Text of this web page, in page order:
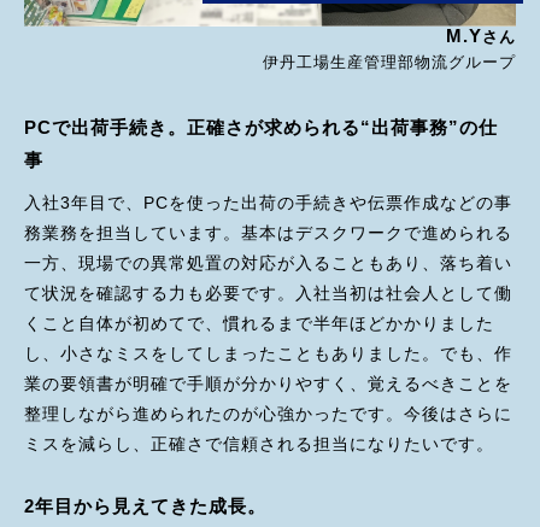
M.Yさん
伊丹工場生産管理部物流グループ
PCで出荷手続き。正確さが求められる“出荷事務”の仕
事
入社3年目で、PCを使った出荷の手続きや伝票作成などの事
務業務を担当しています。基本はデスクワークで進められる
一方、現場での異常処置の対応が入ることもあり、落ち着い
て状況を確認する力も必要です。入社当初は社会人として働
くこと自体が初めてで、慣れるまで半年ほどかかりました
し、小さなミスをしてしまったこともありました。でも、作
業の要領書が明確で手順が分かりやすく、覚えるべきことを
整理しながら進められたのが心強かったです。今後はさらに
ミスを減らし、正確さで信頼される担当になりたいです。
2年目から見えてきた成長。